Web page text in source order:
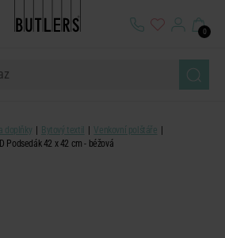
0
doplňky Bytový textil
Venkovní polštáře
Podsedák 42 x 42 cm - béžová